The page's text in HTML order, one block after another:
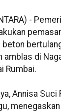
-
amblas di
Rumbai.
Annisa Suci